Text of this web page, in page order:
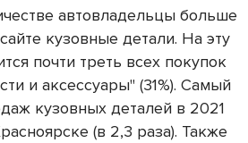
автовладельцы больше
кузовные детали. На эту
почти треть всех покупок
и аксессуары" (31%). Самый
кузовных деталей в 2021
(в 2,3 раза). Также